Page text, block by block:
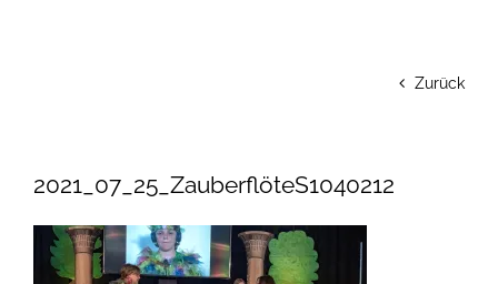
Zurück
2021_07_25_ZauberflöteS1040212